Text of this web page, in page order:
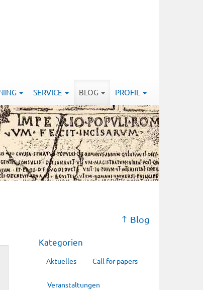
SERVICE BLOG PROFIL
Blog
Kategorien
Aktuelles Call for papers
Veranstaltungen